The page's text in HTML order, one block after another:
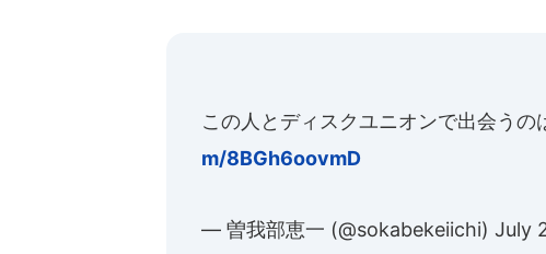
この人とディスクユニオンで出会うの
m/8BGh6oovmD
— 曽我部恵一 (@sokabekeiichi) July